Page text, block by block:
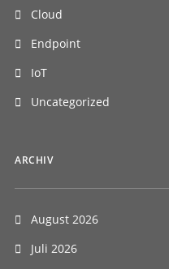
Cloud
Endpoint
IoT
Uncategorized
ARCHIV
August 2026
Juli 2026